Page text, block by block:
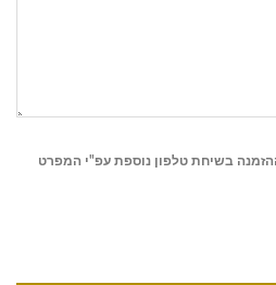
בשיחת טלפון נוספת עפ"י המפרט